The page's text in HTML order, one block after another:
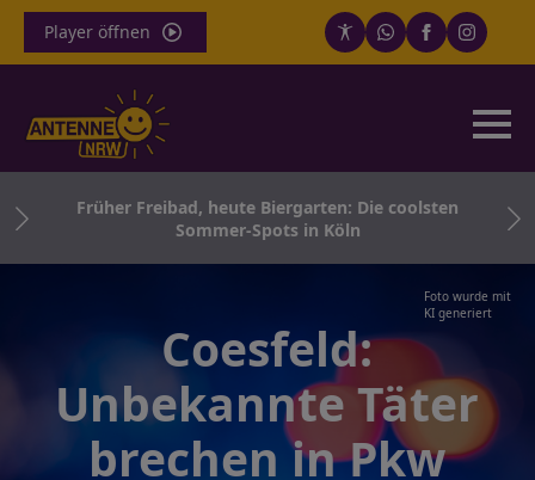
Player öffnen
Früher Freibad, heute Biergarten: Die coolsten
Sommer-Spots in Köln
Foto wurde mit
KI generiert
Coesfeld:
Unbekannte Täter
brechen in Pkw